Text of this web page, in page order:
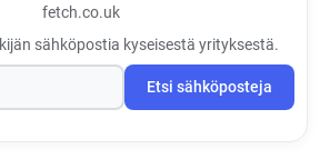
fetch.co.uk
sähköpostia kyseisestä yrityksestä.
Etsi sähköposteja